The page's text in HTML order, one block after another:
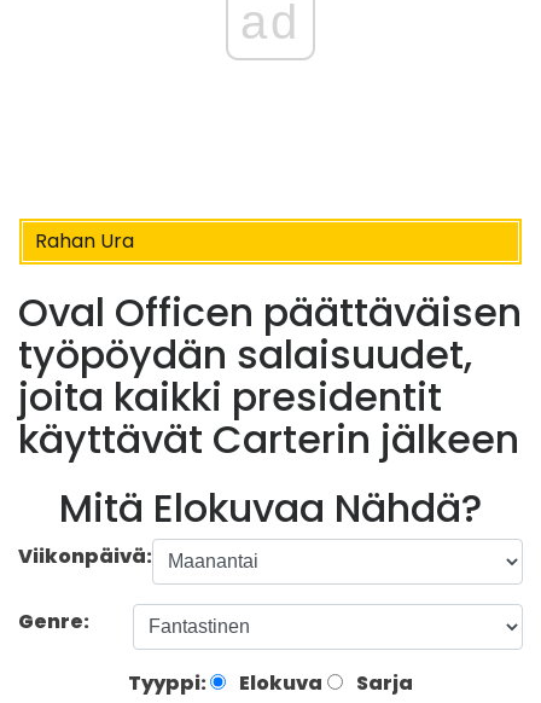
ad
Rahan Ura
Oval Officen päättäväisen
työpöydän salaisuudet,
joita kaikki presidentit
käyttävät Carterin jälkeen
Mitä Elokuvaa Nähdä?
Viikonpäivä:
Genre:
Tyyppi: Elokuva Sarja